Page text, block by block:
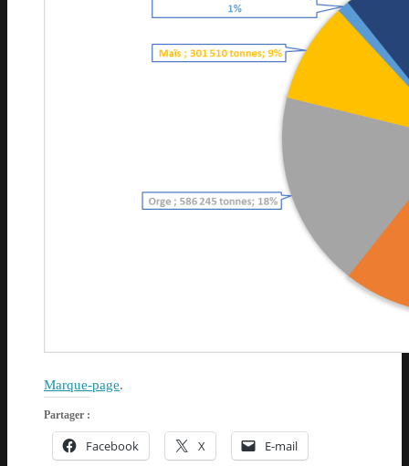
Marque-page.
Partager :
Facebook X E-mail